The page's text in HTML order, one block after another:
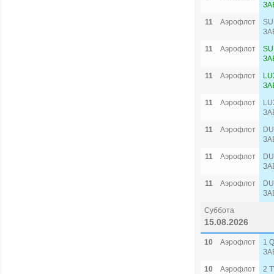
11
Аэрофлот
11
Аэрофлот
11
Аэрофлот
11
Аэрофлот
11
Аэрофлот
11
Аэрофлот
11
Аэрофлот
Суббота
15.08.2026
10 Аэрофлот
1
10
Аэрофлот
2